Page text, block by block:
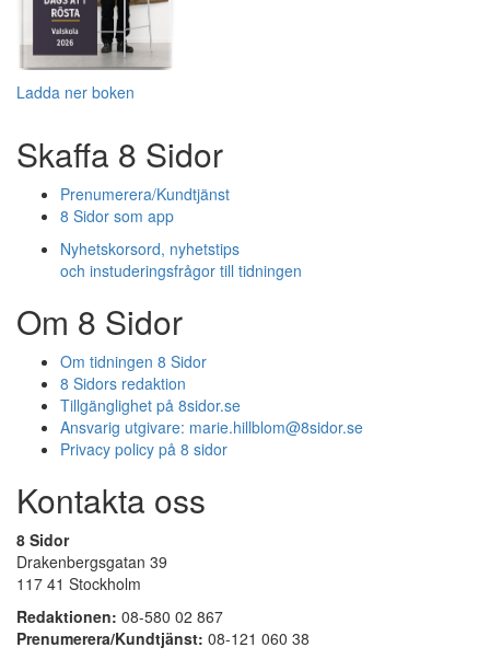
Ladda ner boken
Skaffa 8 Sidor
Prenumerera/Kundtjänst
8 Sidor som app
Nyhetskorsord, nyhetstips
och instuderingsfrågor till tidningen
Om 8 Sidor
Om tidningen 8 Sidor
8 Sidors redaktion
Tillgänglighet på 8sidor.se
Ansvarig utgivare: marie.hillblom@8sidor.se
Privacy policy på 8 sidor
Kontakta oss
8 Sidor
Drakenbergsgatan 39
117 41 Stockholm
Redaktionen: 08-580 02 867
Prenumerera/Kundtjänst: 08-121 060 38